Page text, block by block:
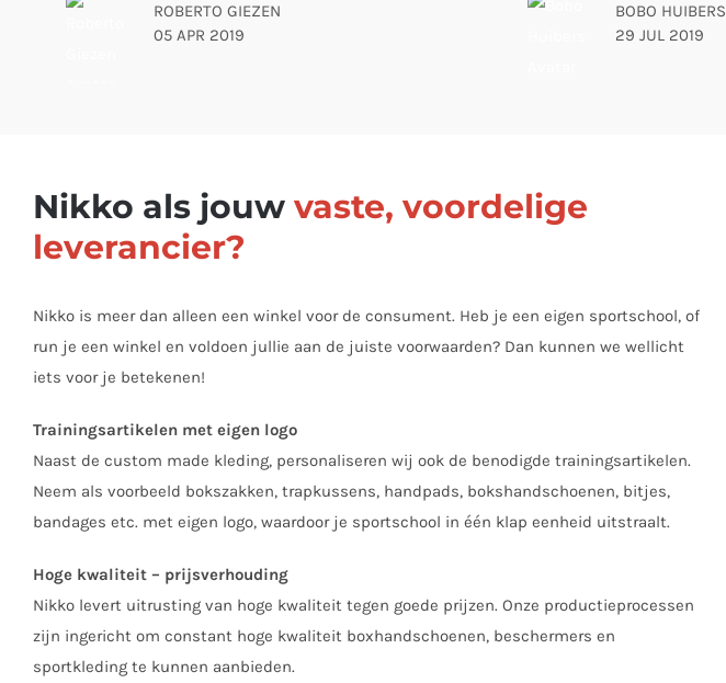
ROBERTO GIEZEN
05 APR 2019
BOBO HUIBERS
29 JUL 2019
Nikko als jouw vaste, voordelige
leverancier?
Nikko is meer dan alleen een winkel voor de consument. Heb je een eigen sportschool, of
run je een winkel en voldoen jullie aan de juiste voorwaarden? Dan kunnen we wellicht
iets voor je betekenen!
Trainingsartikelen met eigen logo
Naast de custom made kleding, personaliseren wij ook de benodigde trainingsartikelen.
Neem als voorbeeld bokszakken, trapkussens, handpads, bokshandschoenen, bitjes,
bandages etc. met eigen logo, waardoor je sportschool in één klap eenheid uitstraalt.
Hoge kwaliteit – prijsverhouding
Nikko levert uitrusting van hoge kwaliteit tegen goede prijzen. Onze productieprocessen
zijn ingericht om constant hoge kwaliteit boxhandschoenen, beschermers en
sportkleding te kunnen aanbieden.